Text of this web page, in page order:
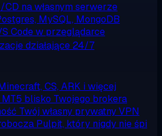
CD na własnym serwerze
MySQL, MongoDB
Code w przeglądarce
działające 24/7
CS, ARK i więcej
MT5 blisko Twojego brokera
Twój własny prywatny VPN
Pulpit, który nigdy nie śpi